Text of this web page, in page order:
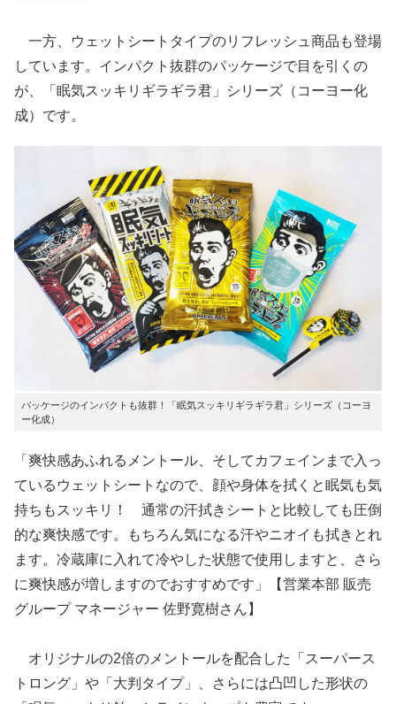
一方、ウェットシートタイプのリフレッシュ商品も登場
しています。インパクト抜群のパッケージで目を引くの
が、「眠気スッキリギラギラ君」シリーズ（コーヨー化
成）です。
パッケージのインパクトも抜群！「眠気スッキリギラギラ君」シリーズ（コーヨ
ー化成）
「爽快感あふれるメントール、そしてカフェインまで入っ
ているウェットシートなので、顔や身体を拭くと眠気も気
持ちもスッキリ！ 通常の汗拭きシートと比較しても圧倒
的な爽快感です。もちろん気になる汗やニオイも拭きとれ
ます。冷蔵庫に入れて冷やした状態で使用しますと、さら
に爽快感が増しますのでおすすめです」【営業本部 販売
グループ マネージャー 佐野寛樹さん】
オリジナルの2倍のメントールを配合した「スーパース
トロング」や「大判タイプ」、さらには凸凹した形状の